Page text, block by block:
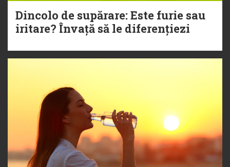
Dincolo de supărare: Este furie sau
iritare? Învață să le diferențiezi